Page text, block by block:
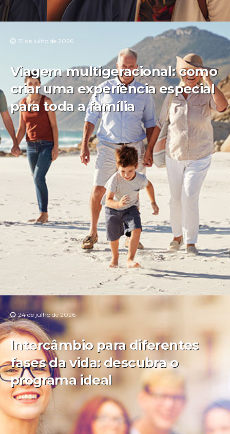
31 de julho de 2026
Viagem multigeracional: como
criar uma experiência especial
para toda a família
24 de julho de 2026
Intercâmbio para diferentes
fases da vida: descubra o
programa ideal